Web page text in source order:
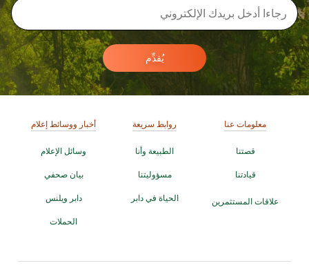
يُقدِّم
معلومات عنا
قصتنا
قيادتنا
علاقات المستثمرين
روابط سريعة
الطبيعة وأنا
مسؤوليتنا
الحياة في دابر
أخبار ووسائط إعلام
وسائل الإعلام
بيان صحفي
دابر ويلنس
الحملات